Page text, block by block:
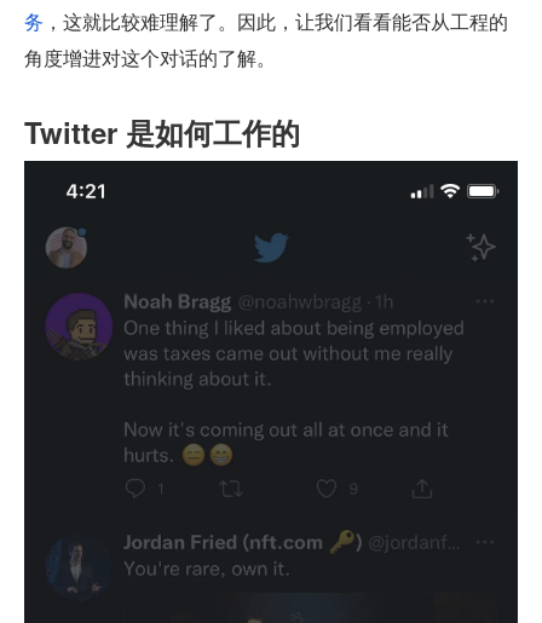
务 ，这就比较难理解了。因此，让我们看看能否从工程的
角度增进对这个对话的了解。
Twitter 是如何工作的